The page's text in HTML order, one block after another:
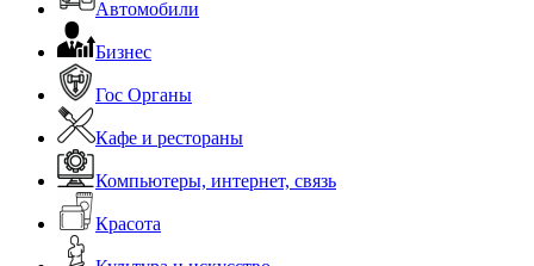
Автомобили
Бизнес
Гос Органы
Кафе и рестораны
Компьютеры, интернет, связь
Красота